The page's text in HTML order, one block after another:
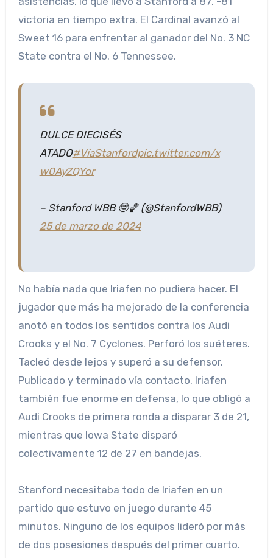
victoria en tiempo extra. El Cardinal avanzó al
Sweet 16 para enfrentar al ganador del No. 3 NC
State contra el No. 6 Tennessee.
DULCE DIECISÉS
ATADO#VíaStanfordpic.twitter.com/x
w0AyZQYor
– Stanford WBB 🤓🏀 (@StanfordWBB)
25 de marzo de 2024
No había nada que Iriafen no pudiera hacer. El
jugador que más ha mejorado de la conferencia
anotó en todos los sentidos contra los Audi
Crooks y el No. 7 Cyclones. Perforó los suéteres.
Tacleó desde lejos y superó a su defensor.
Publicado y terminado vía contacto. Iriafen
también fue enorme en defensa, lo que obligó a
Audi Crooks de primera ronda a disparar 3 de 21,
mientras que Iowa State disparó
colectivamente 12 de 27 en bandejas.
Stanford necesitaba todo de Iriafen en un
partido que estuvo en juego durante 45
minutos. Ninguno de los equipos lideró por más
de dos posesiones después del primer cuarto.